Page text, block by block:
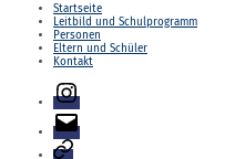
Startseite
Leitbild und Schulprogramm
Personen
Eltern und Schüler
Kontakt
Instagram
E-
Mail
Login